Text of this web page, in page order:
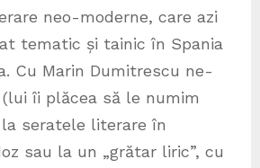
neo-moderne, care azi
tematic și tainic în Spania
Cu Marin Dumitrescu ne-
îi plăcea să le numim
seratele literare în
sau la un „grătar liric”, cu